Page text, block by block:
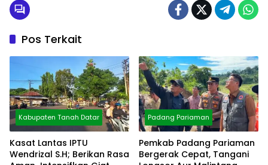
Pos Terkait
Kabupaten Tanah Datar
Kasat Lantas IPTU
Wendrizal S.H; Berikan Rasa
Padang Pariaman
Pemkab Padang Pariaman
Bergerak Cepat, Tangani